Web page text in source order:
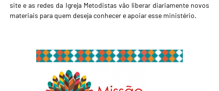
site e as redes da Igreja Metodistas vão liberar diariamente novos
materiais para quem deseja conhecer e apoiar esse ministério.